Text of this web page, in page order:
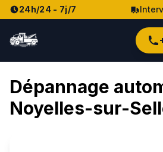
24h/24 - 7j/7
Dépannage
Noyelles-sur-